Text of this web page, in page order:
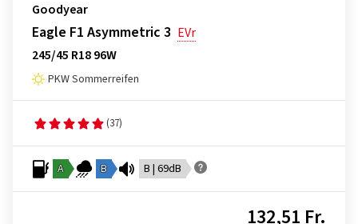
Goodyear
Eagle F1 Asymmetric 3 EVr
245/45 R18 96W
PKW Sommerreifen
(37)
A B B | 69dB
132,51 Fr.